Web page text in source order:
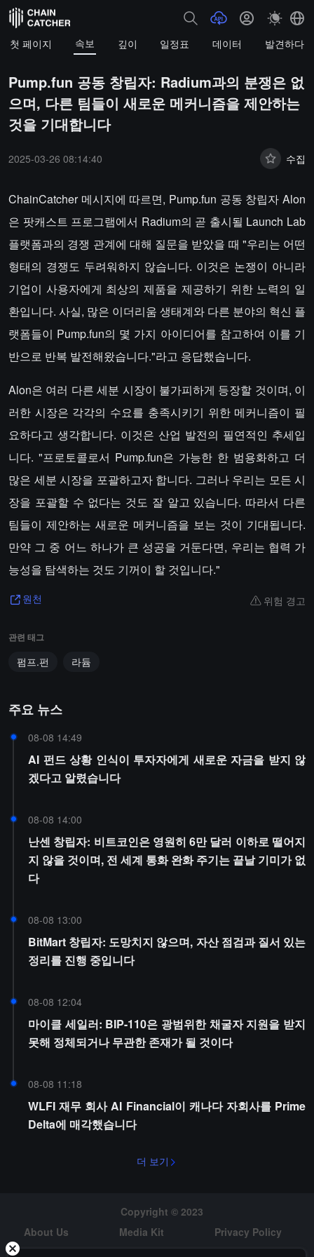
첫 페이지 속보 깊이 일정표 데이터 발견하다
Pump.fun 공동 창립자: Radium과의 분쟁은 없
으며, 다른 팀들이 새로운 메커니즘을 제안하는
것을 기대합니다
2025-03-26 08:14:40 수집
ChainCatcher 메시지에 따르면, Pump.fun 공동 창립자 Alon
은 팟캐스트 프로그램에서 Radium의 곧 출시될 Launch Lab
플랫폼과의 경쟁 관계에 대해 질문을 받았을 때 "우리는 어떤
형태의 경쟁도 두려워하지 않습니다. 이것은 논쟁이 아니라
기업이 사용자에게 최상의 제품을 제공하기 위한 노력의 일
환입니다. 사실, 많은 이더리움 생태계와 다른 분야의 혁신 플
랫폼들이 Pump.fun의 몇 가지 아이디어를 참고하여 이를 기
반으로 반복 발전해왔습니다."라고 응답했습니다.
Alon은 여러 다른 세분 시장이 불가피하게 등장할 것이며, 이
러한 시장은 각각의 수요를 충족시키기 위한 메커니즘이 필
요하다고 생각합니다. 이것은 산업 발전의 필연적인 추세입
니다. "프로토콜로서 Pump.fun은 가능한 한 범용화하고 더
많은 세분 시장을 포괄하고자 합니다. 그러나 우리는 모든 시
장을 포괄할 수 없다는 것도 잘 알고 있습니다. 따라서 다른
팀들이 제안하는 새로운 메커니즘을 보는 것이 기대됩니다.
만약 그 중 어느 하나가 큰 성공을 거둔다면, 우리는 협력 가
능성을 탐색하는 것도 기꺼이 할 것입니다."
원천 위험 경고
관련 태그
펌프.펀 라듐
주요 뉴스
08-08 14:49
AI 펀드 상황 인식이 투자자에게 새로운 자금을 받지 않
겠다고 알렸습니다
08-08 14:00
난센 창립자: 비트코인은 영원히 6만 달러 이하로 떨어지
지 않을 것이며, 전 세계 통화 완화 주기는 끝날 기미가 없
다
08-08 13:00
BitMart 창립자: 도망치지 않으며, 자산 점검과 질서 있는
정리를 진행 중입니다
08-08 12:04
마이클 세일러: BIP-110은 광범위한 채굴자 지원을 받지
못해 정체되거나 무관한 존재가 될 것이다
08-08 11:18
WLFI 재무 회사 AI Financial이 캐나다 자회사를 Prime
Delta에 매각했습니다
더 보기
Copyright © 2023
About Us
Media Kit
Privacy Policy
Risk Warning
Hiring